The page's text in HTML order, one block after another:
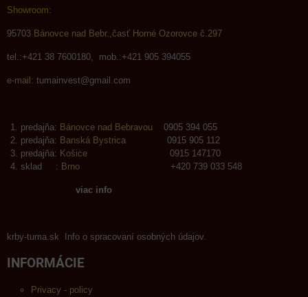
Showroom:
95703 Bánovce nad Bebr.,časť Horné Ozorovce č.297
tel.:+421 38 7600180, mob.:+421 905 394055
e-mail: tumainvest@gmail.com
predajňa: Bánovce nad Bebravou 0905 394 055
predajňa: Banská Bystrica 0915 905 112
predajňa: Košice 0915 147170
sklad : Brno +420 739 033 548
viac info
krby-tuma.sk Info o spracovaní osobných údajov.
INFORMÁCIE
Privacy - policy